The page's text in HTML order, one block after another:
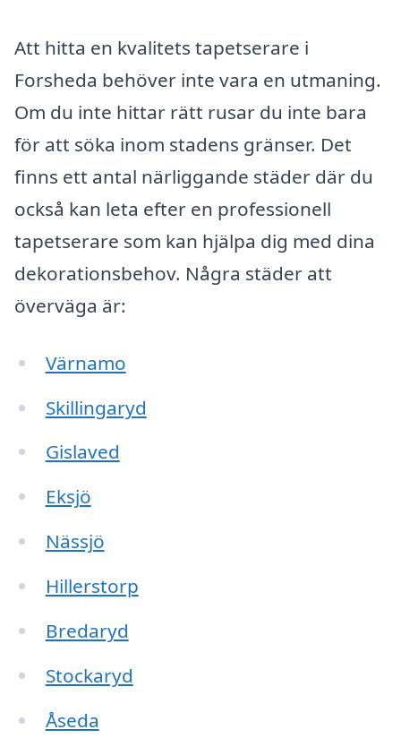
Att hitta en kvalitets tapetserare i
Forsheda behöver inte vara en utmaning.
Om du inte hittar rätt rusar du inte bara
för att söka inom stadens gränser. Det
finns ett antal närliggande städer där du
också kan leta efter en professionell
tapetserare som kan hjälpa dig med dina
dekorationsbehov. Några städer att
överväga är:
Värnamo
Skillingaryd
Gislaved
Eksjö
Nässjö
Hillerstorp
Bredaryd
Stockaryd
Åseda